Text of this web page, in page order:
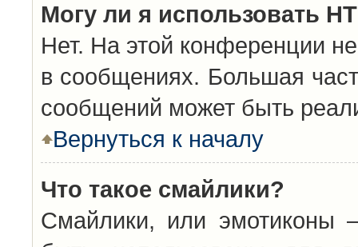
Могу ли я использовать
Нет. На этой конференции
в сообщениях. Большая
сообщений может быть
Вернуться к началу
Что такое смайлики?
Смайлики, или эмотиконы